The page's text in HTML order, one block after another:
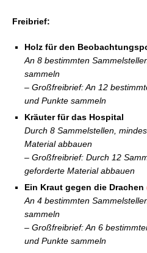
Freibrief:
Holz für den
An 8 bestimmten
sammeln
– Großfreibrief: An 12
und Punkte sammeln
Kräuter für das Hospital
Durch 8 Sammelstellen,
Material abbauen
– Großfreibrief: Durch 12
geforderte Material abbauen
Ein Kraut gegen die Drachen
An 4 bestimmten
sammeln
– Großfreibrief: An 6
und Punkte sammeln